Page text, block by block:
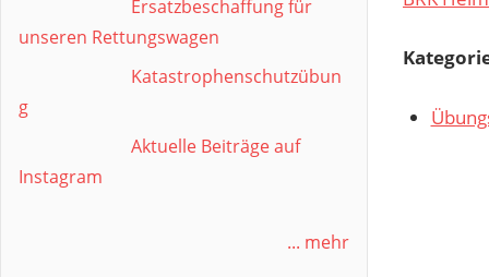
Ersatzbeschaffung für
unseren Rettungswagen
Katastrophenschutzübun
g
Aktuelle Beiträge auf
Instagram
... mehr